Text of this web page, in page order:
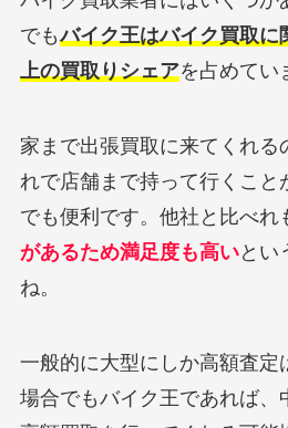
でもバイク王はバイク買取に
上の買取りシェアを占めてい
家まで出張買取に来てくれる
れで店舗まで持って行くこと
でも便利です。他社と比べれ
があるため満足度も高いとい
ね。
一般的に大型にしか高額査定
場合でもバイク王であれば、